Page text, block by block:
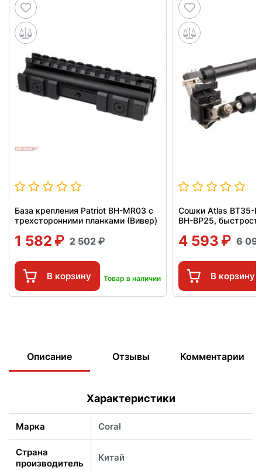
База крепления Patriot BH-MR03 с
трехсторонними планками (Вивер)
1 582 2 502
В корзину Товар в наличии
Сошки Atlas BT35-
BH-BP25,
4 593 6
В корзину
Описание Отзывы Комментарии
Характеристики
Марка Coral
Страна
производитель
Китай